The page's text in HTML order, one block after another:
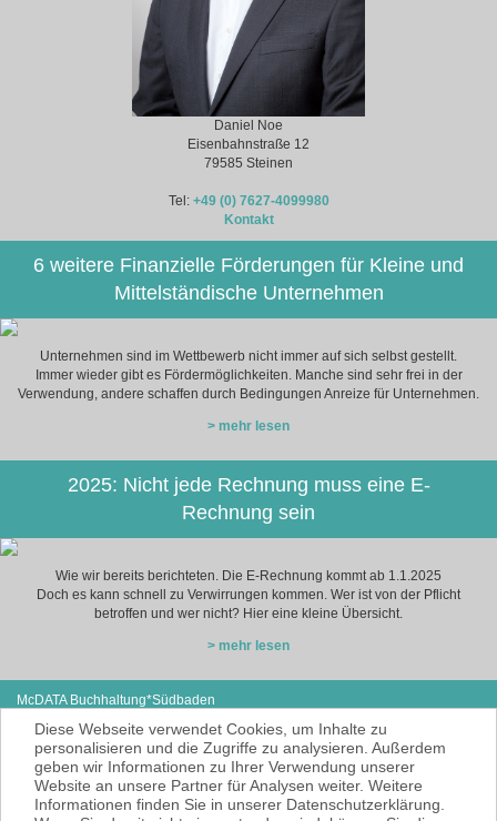
Daniel Noe
Eisenbahnstraße 12
79585 Steinen
Tel: +49 (0) 7627-4099980
Kontakt
6 weitere Finanzielle Förderungen für Kleine und
Mittelständische Unternehmen
Unternehmen sind im Wettbewerb nicht immer auf sich selbst gestellt.
Immer wieder gibt es Fördermöglichkeiten. Manche sind sehr frei in der
Verwendung, andere schaffen durch Bedingungen Anreize für Unternehmen.
> mehr lesen
2025: Nicht jede Rechnung muss eine E-
Rechnung sein
Wie wir bereits berichteten. Die E-Rechnung kommt ab 1.1.2025
Doch es kann schnell zu Verwirrungen kommen. Wer ist von der Pflicht
betroffen und wer nicht? Hier eine kleine Übersicht.
> mehr lesen
McDATA Buchhaltung*Südbaden
79585 Steinen
E-Mail: noe@mcdata.de
McDATA ist eine sehr gute Alternative zu
Ihrem Steuerberater zur Erbringung der
laufenden Finanz- und Lohnbuchhaltung*.
Diese Webseite verwendet Cookies, um Inhalte zu
personalisieren und die Zugriffe zu analysieren. Außerdem
geben wir Informationen zu Ihrer Verwendung unserer
Website an unsere Partner für Analysen weiter. Weitere
Informationen finden Sie in unserer Datenschutzerklärung.